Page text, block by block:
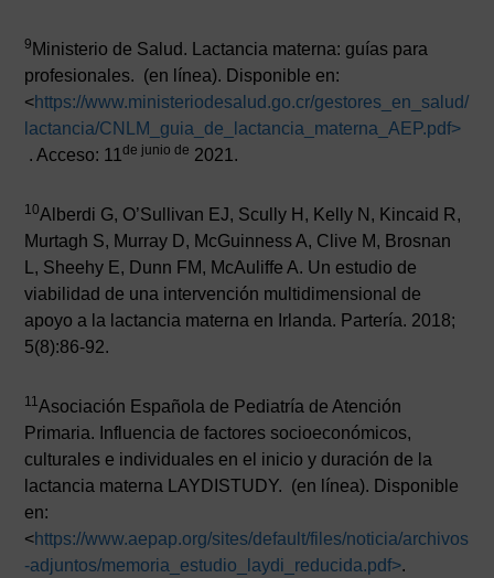
9 Ministerio de Salud. Lactancia materna: guías para
profesionales. (en línea). Disponible en:
<https://www.ministeriodesalud.go.cr/gestores_en_salud/
lactancia/CNLM_guia_de_lactancia_materna_AEP.pdf>
. Acceso: 11de junio de 2021.
10Alberdi G, O’Sullivan EJ, Scully H, Kelly N, Kincaid R,
Murtagh S, Murray D, McGuinness A, Clive M, Brosnan
L, Sheehy E, Dunn FM, McAuliffe A. Un estudio de
viabilidad de una intervención multidimensional de
apoyo a la lactancia materna en Irlanda. Partería. 2018;
5(8):86-92.
11Asociación Española de Pediatría de Atención
Primaria. Influencia de factores socioeconómicos,
culturales e individuales en el inicio y duración de la
lactancia materna LAYDISTUDY. (en línea). Disponible
en:
<https://www.aepap.org/sites/default/files/noticia/archivos
-adjuntos/memoria_estudio_laydi_reducida.pdf>.